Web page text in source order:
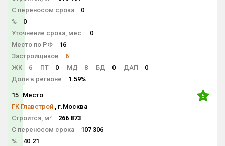
С переносом срока
0
%
0
Уточнение срока, мес.
0
Место по РФ
16
Застройщиков
6
ЖК
6 ПТ 0 МД 8 БД 0 ДАП
0
Доля в регионе
1.59%
15 Место
ГК Главстрой , г.Москва
Строится, м²
266 873
С переносом срока
107 306
%
40.21
5